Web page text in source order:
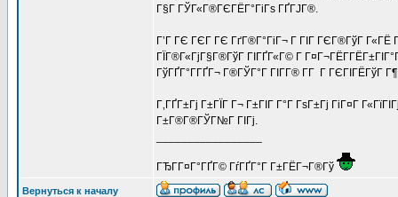
Г§Г ГЎГ«Г®ГЄГЁГ°ГіГѕ ГҐГЈГ®.
Г’Г ГЄ ГЄГ ГЄ ГґГ®Г°ГіГ¬ Г ГІГ ГЄГ®ГўГ
ГЇГ®Г«ГјГ§Г®ГўГ ГІГҐГ«Г© Г
ГўГҐГ°Г­ГҐГ¬ Г®ГЎГ°Г ГІГ­Г® Г­Г Г ГЄГІГЁГўГ
Г‚ГҐГ±Гј Г±ГЇГ Г¬ Г±ГІГ Г°Г ГѕГ±Гј ГіГ¤Г
Г±Г®Г®ГЎГ№Г ГІГј.
ГЂГ­Г¤Г°ГҐГ© ГѓГҐГ°Г Г±ГЁГ¬Г®Гў
Вернуться к началу